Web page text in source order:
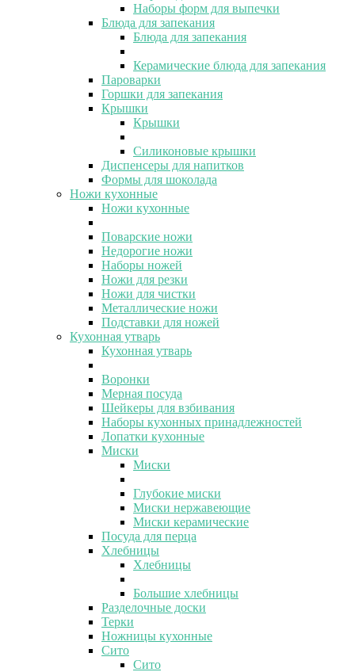
Наборы форм для выпечки
Блюда для запекания
Блюда для запекания
Керамические блюда для запекания
Пароварки
Горшки для запекания
Крышки
Крышки
Силиконовые крышки
Диспенсеры для напитков
Формы для шоколада
Ножи кухонные
Ножи кухонные
Поварские ножи
Недорогие ножи
Наборы ножей
Ножи для резки
Ножи для чистки
Металлические ножи
Подставки для ножей
Кухонная утварь
Кухонная утварь
Воронки
Мерная посуда
Шейкеры для взбивания
Наборы кухонных принадлежностей
Лопатки кухонные
Миски
Миски
Глубокие миски
Миски нержавеющие
Миски керамические
Посуда для перца
Хлебницы
Хлебницы
Большие хлебницы
Разделочные доски
Терки
Ножницы кухонные
Сито
Сито